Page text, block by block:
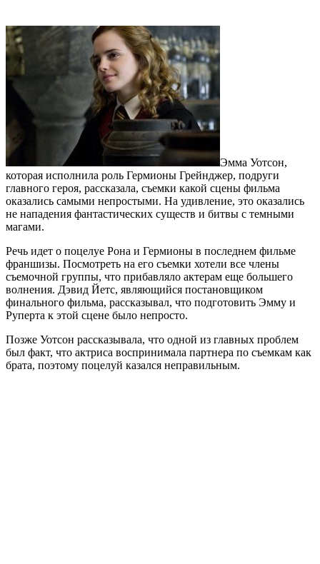
Эмма Уотсон,
которая исполнила роль Гермионы Грейнджер, подруги
главного героя, рассказала, съемки какой сцены фильма
оказались самыми непростыми. На удивление, это оказались
не нападения фантастических существ и битвы с темными
магами.
Речь идет о поцелуе Рона и Гермионы в последнем фильме
франшизы. Посмотреть на его съемки хотели все члены
съемочной группы, что прибавляло актерам еще большего
волнения. Дэвид Йетс, являющийся постановщиком
финального фильма, рассказывал, что подготовить Эмму и
Руперта к этой сцене было непросто.
Позже Уотсон рассказывала, что одной из главных проблем
был факт, что актриса воспринимала партнера по съемкам как
брата, поэтому поцелуй казался неправильным.